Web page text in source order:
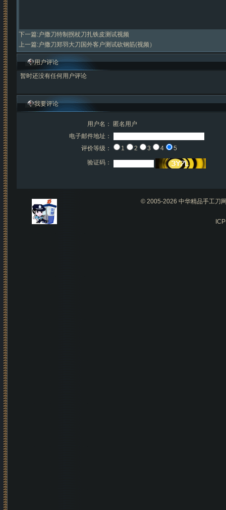
下一篇:户撒刀特制拐杖刀扎铁皮测试视频
上一篇:户撒刀郑羽大刀国外客户测试砍钢筋(视频）
用户评论
暂时还没有任何用户评论
我要评论
用户名：
匿名用户
电子邮件地址：
评价等级：
1 2 3 4
5
验证码：
© 2005-2026 中华精品手工刀